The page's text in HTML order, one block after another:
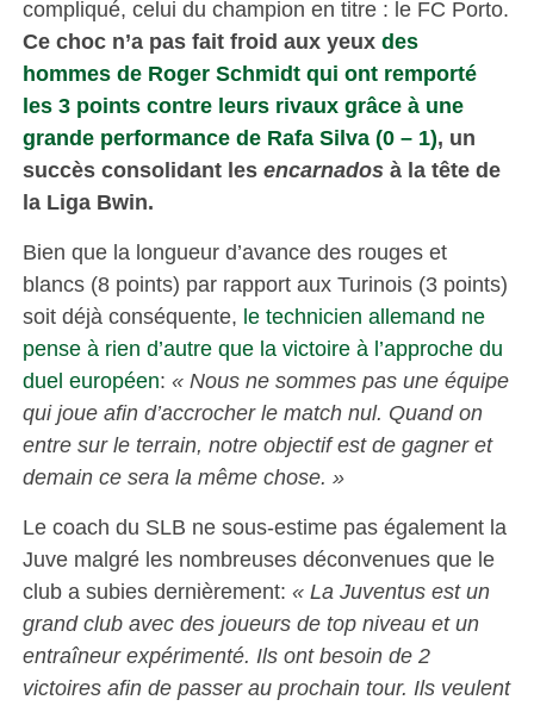
compliqué, celui du champion en titre : le FC Porto.
Ce choc n’a pas fait froid aux yeux des
hommes de Roger Schmidt qui ont remporté
les 3 points contre leurs rivaux grâce à une
grande performance de Rafa Silva (0 – 1), un
succès consolidant les encarnados à la tête de
la Liga Bwin.
Bien que la longueur d’avance des rouges et
blancs (8 points) par rapport aux Turinois (3 points)
soit déjà conséquente, le technicien allemand ne
pense à rien d’autre que la victoire à l’approche du
duel européen: « Nous ne sommes pas une équipe
qui joue afin d’accrocher le match nul. Quand on
entre sur le terrain, notre objectif est de gagner et
demain ce sera la même chose. »
Le coach du SLB ne sous-estime pas également la
Juve malgré les nombreuses déconvenues que le
club a subies dernièrement: « La Juventus est un
grand club avec des joueurs de top niveau et un
entraîneur expérimenté. Ils ont besoin de 2
victoires afin de passer au prochain tour. Ils veulent